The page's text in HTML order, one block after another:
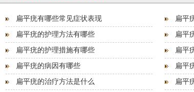
扁平疣有哪些常见症状表现 扁平
扁平疣的护理方法有哪些 扁平
扁平疣的护理措施有哪些 扁平
扁平疣的病因有哪些 扁平
扁平疣的治疗方法是什么 扁平